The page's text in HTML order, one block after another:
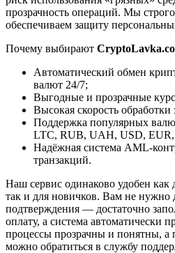
прозрачность операций. Мы
обеспечиваем защиту
Почему выбирают
Автоматический обмен
валют 24/7;
Выгодные и прозрачные
Высокая скорость обработки
Поддержка популярных
LTC, RUB, UAH, USD,
Надёжная система AML-
транзакций.
Наш сервис одинаково удобен как
так и для новичков. Вам не нужно
подтверждения — достаточно
оплату, а система автоматически
процессы прозрачны и понятны, а
можно обратиться в службу